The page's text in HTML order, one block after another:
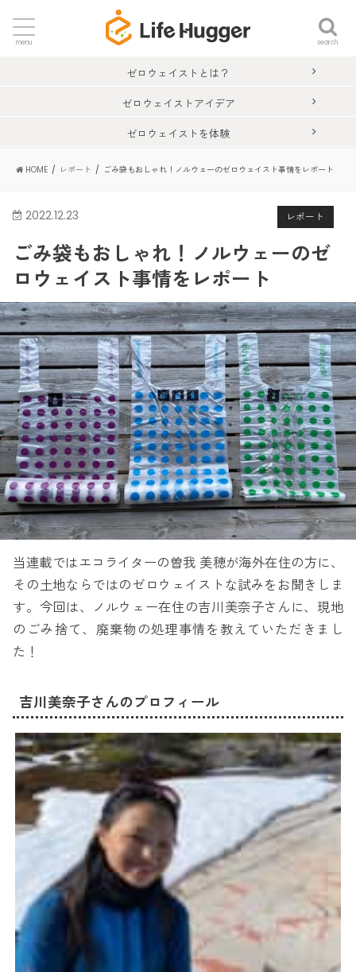
search
menu
ゼロウェイストとは？
ゼロウェイストアイデア
ゼロウェイストを体験
HOME レポート ごみ袋もおしゃれ！ノルウェーのゼロウェイスト事情をレポート
レポート
2022.12.23
ごみ袋もおしゃれ！ノルウェーのゼ
ロウェイスト事情をレポート
当連載ではエコライターの曽我 美穂が海外在住の方に、
その土地ならではのゼロウェイストな試みをお聞きしま
す。今回は、ノルウェー在住の吉川美奈子さんに、現地
のごみ捨て、廃棄物の処理事情を教えていただきまし
た！
吉川美奈子さんのプロフィール